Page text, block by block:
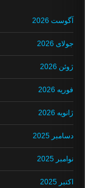
آگوست 2026
جولای 2026
ژوئن 2026
فوریه 2026
ژانویه 2026
دسامبر 2025
نوامبر 2025
اکتبر 2025